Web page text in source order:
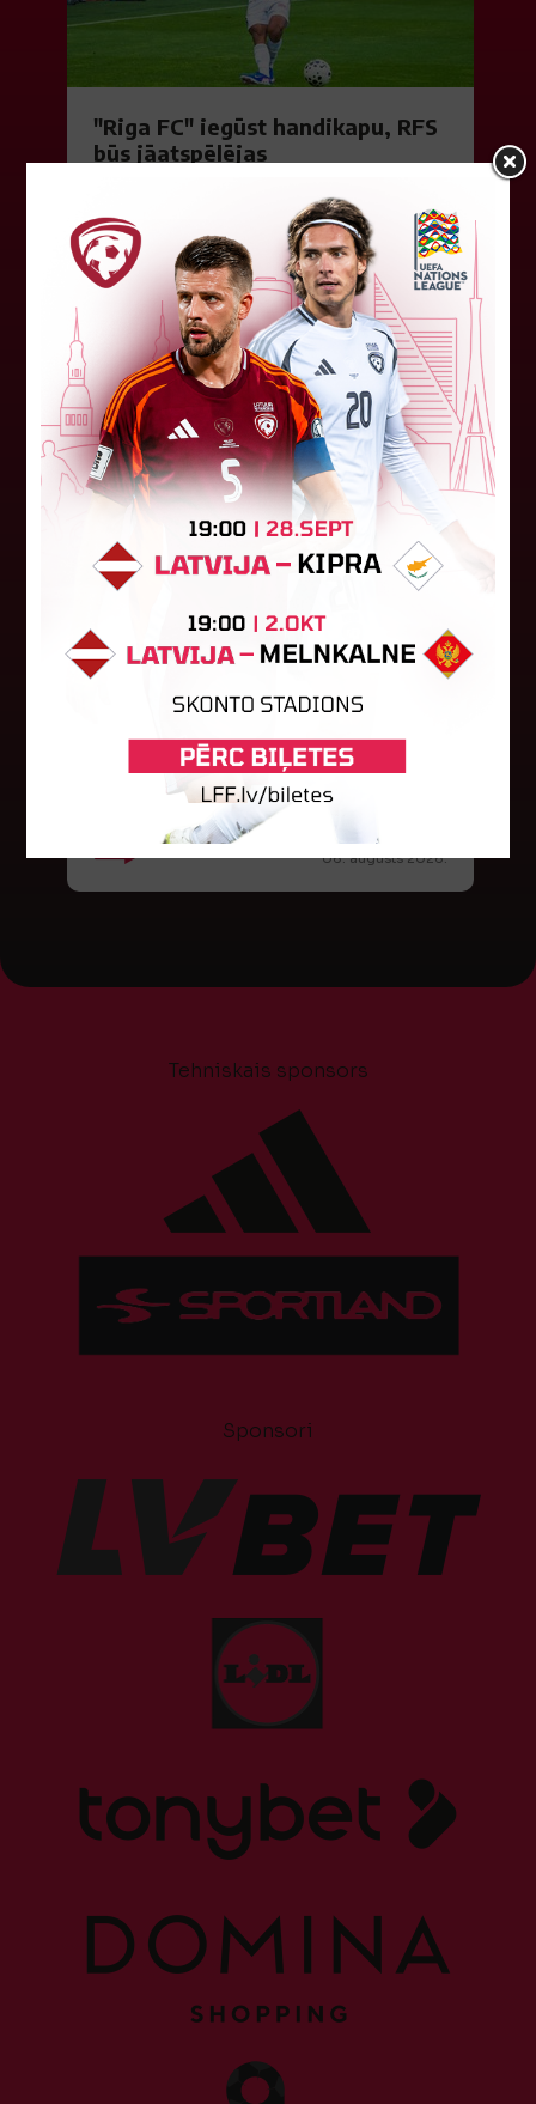
"Riga FC" iegūst handikapu, RFS
būs jāatspēlējas
Ceturtdienas vakarā savas spēles UEFA
Konferences līgas kvalifikācijas trešajā kārtā
aizvadīja divi Latvijas klubi. FC RFS izbraukumā ar
0:2 zaudēja Čehijas "Jablonec"...
06. augusts 2026.
Jūlijā par labāko "LuckyBet" SFL
atzīta Keita Zviedre
Par "LuckyBet" Sieviešu futbola līgas jūnija
labāko spēlētāju atzīta FS "Metta" spēlētāja
Keita Zviedre. Uzvarētāja tika noskaidrota
balsojumā, kurā tika apkopotas...
06. augusts 2026.
Tehniskais sponsors
Sponsori